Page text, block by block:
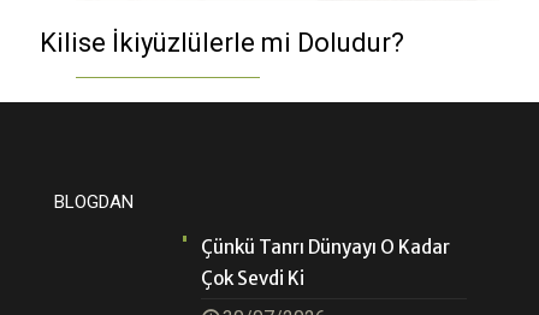
Kilise İkiyüzlülerle mi Doludur?
BLOGDAN
Çünkü Tanrı Dünyayı O Kadar
Çok Sevdi Ki